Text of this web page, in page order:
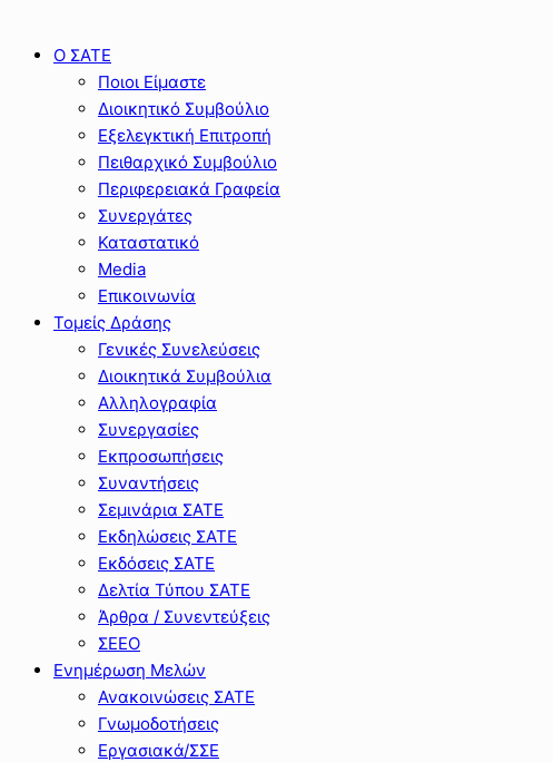
Ο ΣΑΤΕ
Ποιοι Είμαστε
Διοικητικό Συμβούλιο
Εξελεγκτική Επιτροπή
Πειθαρχικό Συμβούλιο
Περιφερειακά Γραφεία
Συνεργάτες
Καταστατικό
Media
Επικοινωνία
Τομείς Δράσης
Γενικές Συνελεύσεις
Διοικητικά Συμβούλια
Αλληλογραφία
Συνεργασίες
Εκπροσωπήσεις
Συναντήσεις
Σεμινάρια ΣΑΤΕ
Εκδηλώσεις ΣΑΤΕ
Εκδόσεις ΣΑΤΕ
Δελτία Τύπου ΣΑΤΕ
Άρθρα / Συνεντεύξεις
ΣΕΕΟ
Ενημέρωση Μελών
Ανακοινώσεις ΣΑΤΕ
Γνωμοδοτήσεις
Εργασιακά/ΣΣΕ